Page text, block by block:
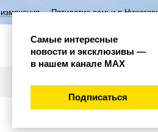
семьи в Нижегородской области
Самые интересные
новости и эксклюзивы —
в нашем канале МАХ
Подписаться